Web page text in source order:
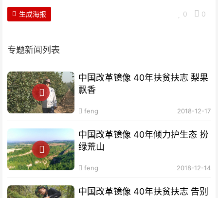
0 0
生成海报
专题新闻列表
中国改革镜像 40年扶贫扶志​ 梨果
飘香
feng 2018-12-17
中国改革镜像 40年倾力护生态 扮
绿荒山
feng 2018-12-14
中国改革镜像 40年扶贫扶志​ 告别